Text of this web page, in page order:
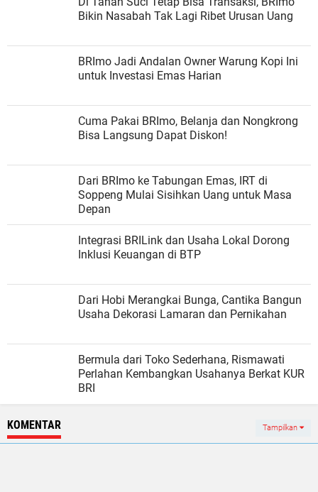
Bikin Nasabah Tak Lagi Ribet Urusan Uang
BRImo Jadi Andalan Owner Warung Kopi Ini
untuk Investasi Emas Harian
Cuma Pakai BRImo, Belanja dan Nongkrong
Bisa Langsung Dapat Diskon!
Dari BRImo ke Tabungan Emas, IRT di
Soppeng Mulai Sisihkan Uang untuk Masa
Depan
Integrasi BRILink dan Usaha Lokal Dorong
Inklusi Keuangan di BTP
Dari Hobi Merangkai Bunga, Cantika Bangun
Usaha Dekorasi Lamaran dan Pernikahan
Bermula dari Toko Sederhana, Rismawati
Perlahan Kembangkan Usahanya Berkat KUR
BRI
KOMENTAR Tampilkan